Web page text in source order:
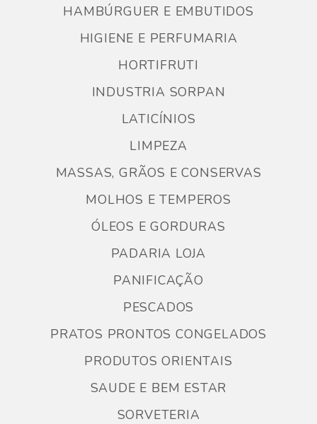
HAMBÚRGUER E EMBUTIDOS
HIGIENE E PERFUMARIA
HORTIFRUTI
INDUSTRIA SORPAN
LATICÍNIOS
LIMPEZA
MASSAS, GRÃOS E CONSERVAS
MOLHOS E TEMPEROS
ÓLEOS E GORDURAS
PADARIA LOJA
PANIFICAÇÃO
PESCADOS
PRATOS PRONTOS CONGELADOS
PRODUTOS ORIENTAIS
SAUDE E BEM ESTAR
SORVETERIA